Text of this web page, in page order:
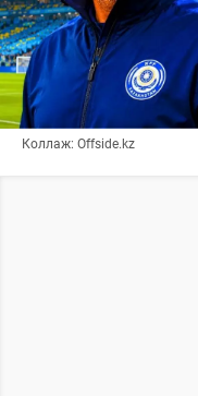
Коллаж: Offside.kz